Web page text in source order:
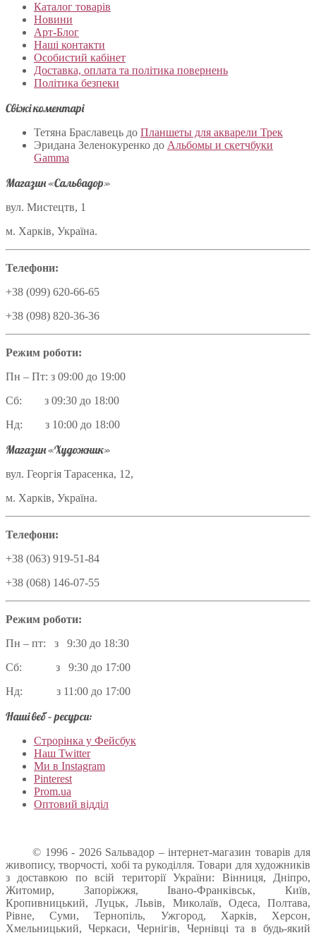
Каталог товарів
Новини
Арт-Блог
Наші контакти
Особистий кабінет
Доставка, оплата та політика повернень
Політика безпеки
Свіжі коментарі
Тетяна Браславець до Планшеты для акварели Трек
Эридана Зеленокуренко до Альбомы и скетчбуки
Gamma
Магазин «Сальвадор»
вул. Мистецтв, 1
м. Харків, Україна.
Телефони:
+38 (099) 620-66-65
+38 (098) 820-36-36
Режим роботи:
Пн – Пт: з 09:00 до 19:00
Сб: з 09:30 до 18:00
Нд: з 10:00 до 18:00
Магазин «Художник»
вул. Георгія Тарасенка, 12,
м. Харків, Україна.
Телефони:
+38 (063) 919-51-84
+38 (068) 146-07-55
Режим роботи:
Пн – пт: з 9:30 до 18:30
Сб: з 9:30 до 17:00
Нд: з 11:00 до 17:00
Наші веб – ресурси:
Строрінка у Фейсбук
Наш Twitter
Ми в Instagram
Pinterest
Prom.ua
Оптовий відділ
© 1996 - 2026 Sальвадор – інтернет-магазин товарів для
живопису, творчості, хобі та рукоділля. Товари для художників
з доставкою по всій території України: Вінниця, Дніпро,
Житомир, Запоріжжя, Івано-Франківськ, Київ,
Кропивницький, Луцьк, Львів, Миколаїв, Одеса, Полтава,
Рівне, Суми, Тернопіль, Ужгород, Харків, Херсон,
Хмельницький, Черкаси, Чернігів, Чернівці та в будь-який